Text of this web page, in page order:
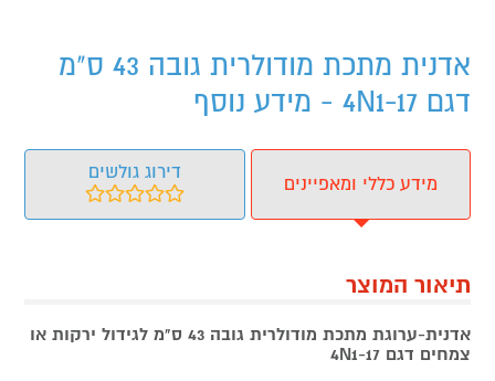
אדנית מתכת מודולרית גובה 43 ס"מ
דגם 4N1-17 - מידע נוסף
מידע כללי ומאפיינים
דירוג גולשים
תיאור המוצר
אדנית-ערוגת מתכת מודולרית גובה 43 ס"מ לגידול ירקות או
צמחים דגם 4N1-17